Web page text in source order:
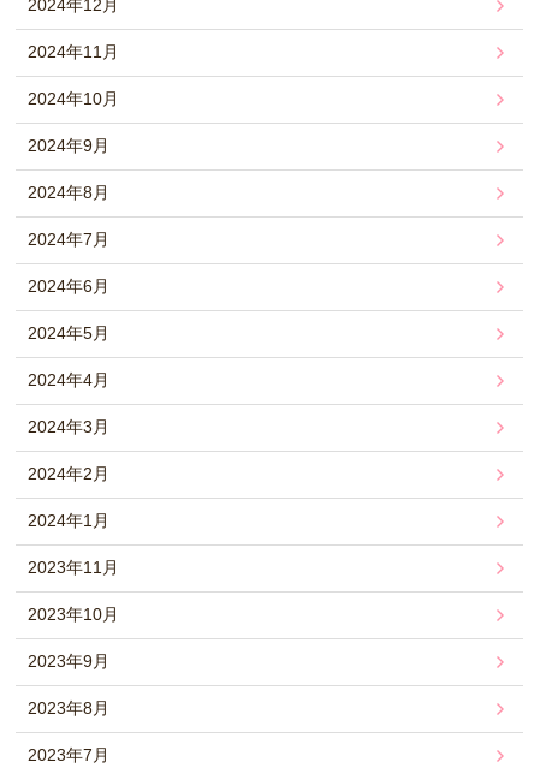
2024年12月
2024年11月
2024年10月
2024年9月
2024年8月
2024年7月
2024年6月
2024年5月
2024年4月
2024年3月
2024年2月
2024年1月
2023年11月
2023年10月
2023年9月
2023年8月
2023年7月